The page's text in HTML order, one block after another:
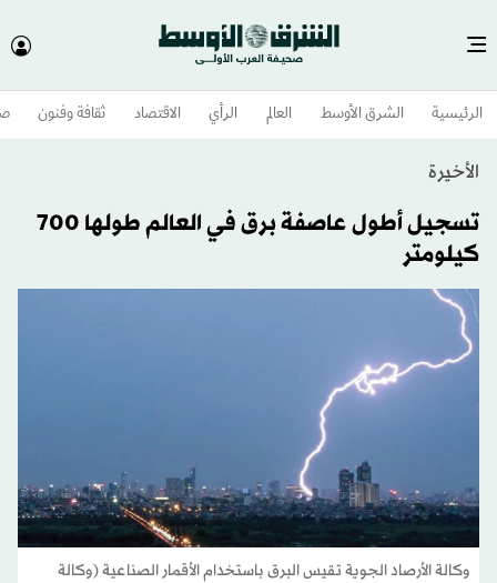
الرئيسية الشرق الأوسط​ العالم الرأي الاقتصاد ثقافة وفنون
الأخيرة
تسجيل أطول عاصفة برق في العالم طولها 700
كيلومتر
وكالة الأرصاد الجوية تقيس البرق باستخدام الأقمار الصناعية (وكالة